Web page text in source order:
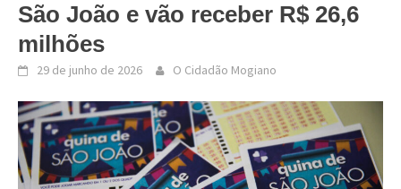
São João e vão receber R$ 26,6
milhões
29 de junho de 2026 O Cidadão Mogiano